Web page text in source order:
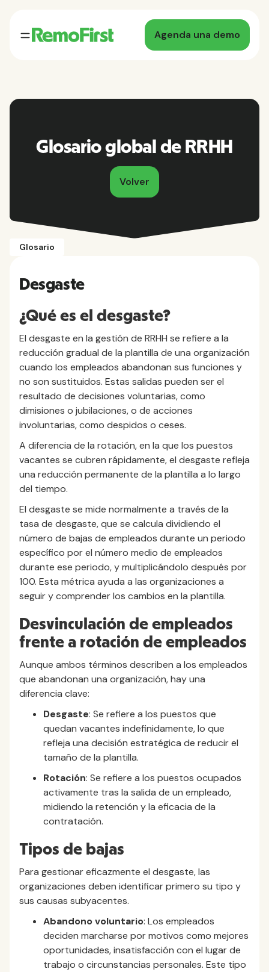
Agenda una demo
Glosario global de RRHH
Volver
Glosario
Desgaste
¿Qué es el desgaste?
El desgaste en la gestión de RRHH se refiere a la
reducción gradual de la plantilla de una organización
cuando los empleados abandonan sus funciones y
no son sustituidos. Estas salidas pueden ser el
resultado de decisiones voluntarias, como
dimisiones o jubilaciones, o de acciones
involuntarias, como despidos o ceses.
A diferencia de la rotación, en la que los puestos
vacantes se cubren rápidamente, el desgaste refleja
una reducción permanente de la plantilla a lo largo
del tiempo.
El desgaste se mide normalmente a través de la
tasa de desgaste, que se calcula dividiendo el
número de bajas de empleados durante un periodo
específico por el número medio de empleados
durante ese periodo, y multiplicándolo después por
100. Esta métrica ayuda a las organizaciones a
seguir y comprender los cambios en la plantilla.
Desvinculación de empleados
frente a rotación de empleados
Aunque ambos términos describen a los empleados
que abandonan una organización, hay una
diferencia clave:
Desgaste: Se refiere a los puestos que
quedan vacantes indefinidamente, lo que
refleja una decisión estratégica de reducir el
tamaño de la plantilla.
Rotación: Se refiere a los puestos ocupados
activamente tras la salida de un empleado,
midiendo la retención y la eficacia de la
contratación.
Tipos de bajas
Para gestionar eficazmente el desgaste, las
organizaciones deben identificar primero su tipo y
sus causas subyacentes.
Abandono voluntario: Los empleados
deciden marcharse por motivos como mejores
oportunidades, insatisfacción con el lugar de
trabajo o circunstancias personales. Este tipo